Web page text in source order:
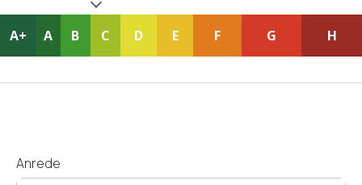
A+ A B C D E F G H
Anrede